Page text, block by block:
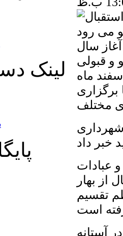
سال
و قبولی
ماه
برگزاری
خبر داد
عبادات
از بهار
تقسیم
آستانه
لینک